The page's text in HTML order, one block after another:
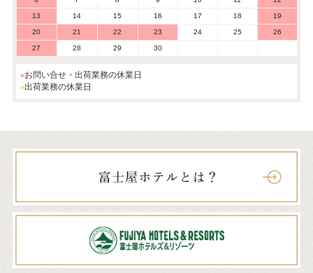
13 14 15 16 17 18 19
20 21 22 23 24 25 26
27 28 29 30
お問い合せ・出荷業務の休業日
出荷業務の休業日